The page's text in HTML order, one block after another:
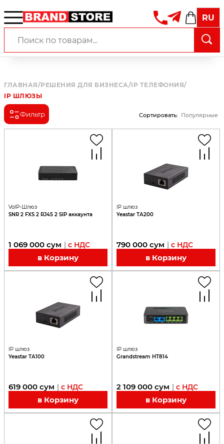
RU
ГЛАВНАЯ/РЕШЕНИЯ ДЛЯ БИЗНЕСА/IP ТЕЛЕФОНИЯ/
IP ШЛЮЗЫ
Фильтр Сортировать: Популярные
VoIP-Шлюз
SNR 2 FXS 2 RJ45 2 SIP аккаунта
1 069 000 сум | с НДС
в Корзину
IP шлюз
Yeastar ТА200
790 000 сум | с НДС
в Корзину
IP шлюз
Yeastar ТА100
619 000 сум | с НДС
в Корзину
IP шлюз
Grandstream HT814
2 109 000 сум | с НДС
в Корзину